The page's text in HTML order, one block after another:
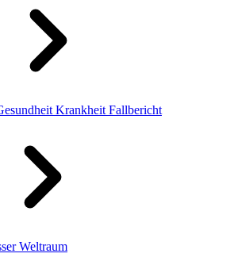
Krankheit Fallbericht
Weltraum